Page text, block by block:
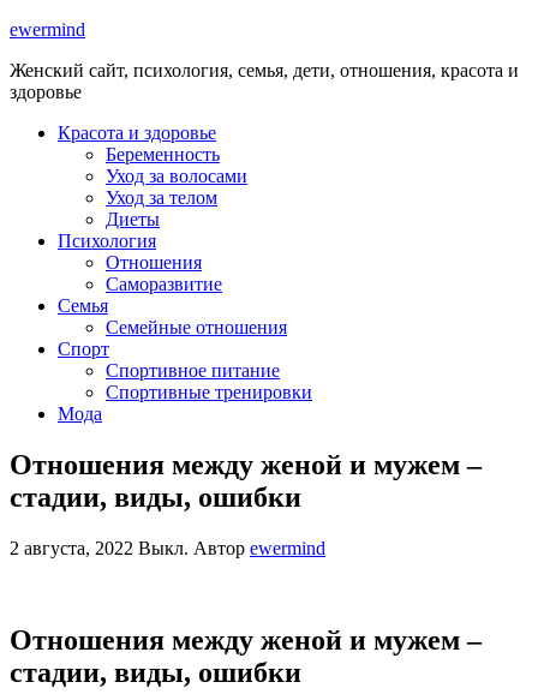
ewermind
Женский сайт, психология, семья, дети, отношения, красота и
здоровье
Красота и здоровье
Беременность
Уход за волосами
Уход за телом
Диеты
Психология
Отношения
Саморазвитие
Семья
Семейные отношения
Спорт
Спортивное питание
Спортивные тренировки
Мода
Отношения между женой и мужем –
стадии, виды, ошибки
2 августа, 2022 Выкл. Автор ewermind
Отношения между женой и мужем –
стадии, виды, ошибки